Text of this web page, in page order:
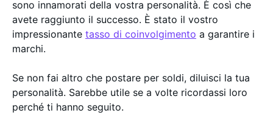
sono innamorati della vostra personalità. È così che
avete raggiunto il successo. È stato il vostro
impressionante tasso di coinvolgimento a garantire i
marchi.
Se non fai altro che postare per soldi, diluisci la tua
personalità. Sarebbe utile se a volte ricordassi loro
perché ti hanno seguito.